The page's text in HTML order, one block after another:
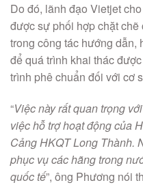
Do đó, lãnh đạo Vietjet
được sự phối hợp chặt
trong công tác hướng dẫn,
để quá trình khai thác
trình phê chuẩn đối với cơ
“Việc này rất quan trọng
việc hỗ trợ hoạt động của
Cảng HKQT Long Thành.
phục vụ các hãng trong
quốc tế”, ông Phương nói